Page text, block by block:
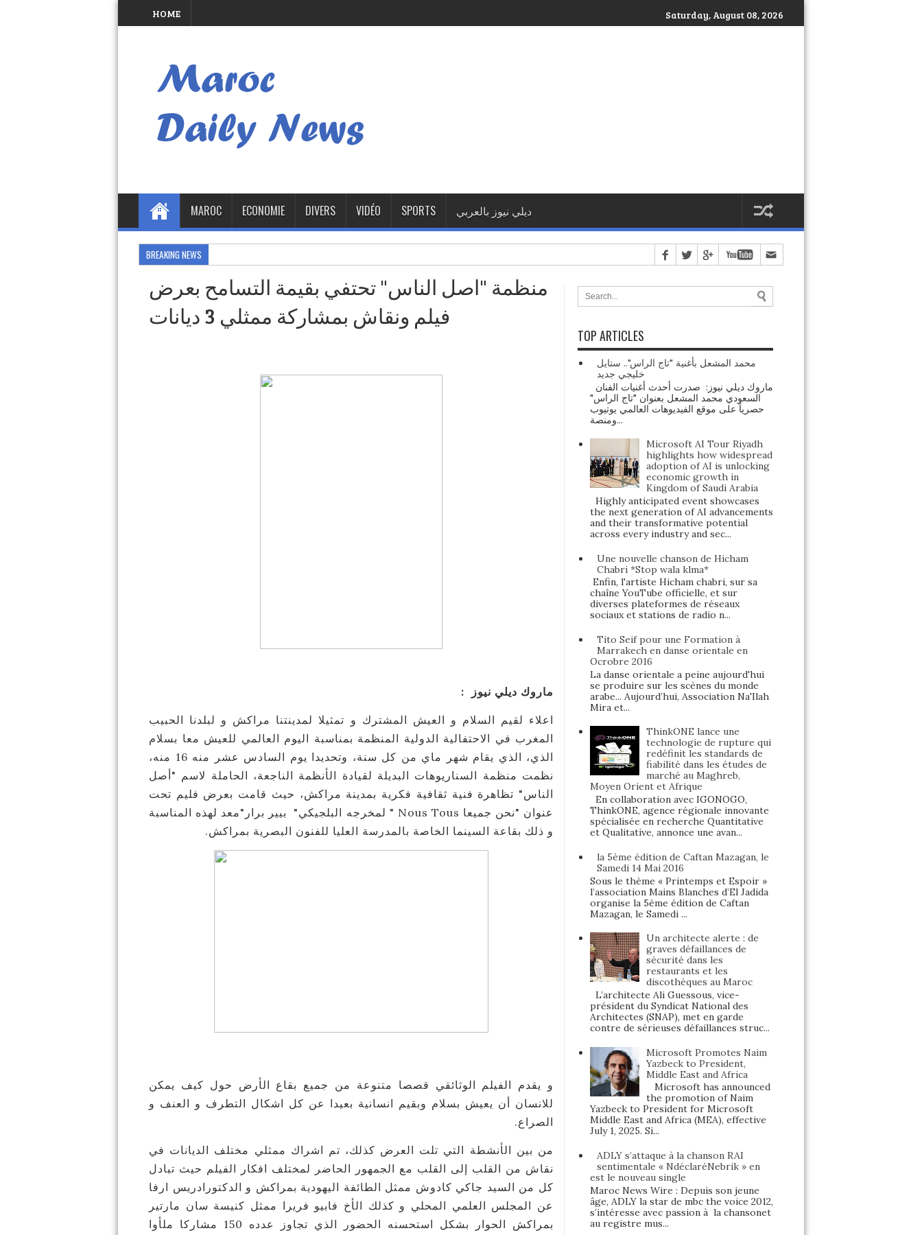
HOME Saturday, August 08, 2026
MAROC ECONOMIE DIVERS VIDÉO SPORTS ديلي نيوز بالعربي
BREAKING NEWS
منظمة "اصل الناس" تحتفي بقيمة التسامح بعرض
فيلم ونقاش بمشاركة ممثلي 3 ديانات
ماروك ديلي نيوز :
اعلاء لقيم السلام و العيش المشترك و تمثيلا لمدينتنا مراكش و لبلدنا الحبيب
المغرب في الاحتفالية الدولية المنظمة بمناسبة اليوم العالمي للعيش معا بسلام
الذي، الذي يقام شهر ماي من كل سنة، وتحديدا يوم السادس عشر منه 16 منه،
نظمت منظمة السناريوهات البديلة لقيادة الأنظمة الناجعة، الحاملة لاسم "أصل
الناس" تظاهرة فنية ثقافية فكرية بمدينة مراكش، حيث قامت بعرض فليم تحت
عنوان "نحن جميعا Nous Tous " لمخرجه البلجيكي" بيير برار"معد لهذه المناسبة
و ذلك بقاعة السينما الخاصة بالمدرسة العليا للفنون البصرية بمراكش.
و يقدم الفيلم الوثائقي قصصا متنوعة من جميع بقاع الأرض حول كيف يمكن
للانسان أن يعيش بسلام وبقيم انسانية بعيدا عن كل اشكال التطرف و العنف و
الصراع.
من بين الأنشطة التي تلت العرض كذلك، تم اشراك ممثلي مختلف الديانات في
نقاش من القلب إلى القلب مع الجمهور الحاضر لمختلف افكار الفيلم حيث تبادل
كل من السيد جاكي كادوش ممثل الطائفة اليهودية بمراكش و الدكتورادريس ارفا
عن المجلس العلمي المحلي و كذلك الأخ فابيو فريرا ممثل كنيسة سان مارتير
بمراكش الحوار بشكل استحسنه الحضور الذي تجاوز عدده 150 مشاركا ملأوا
TOP ARTICLES
محمد المشعل بأغنية "تاج الراس".. ستايل
خليجي جديد
السعودي محمد المشعل بعنوان "تاج الراس"
حصرياً على موقع الفيديوهات العالمي يوتيوب
ومنصة...
Microsoft AI Tour Riyadh
highlights how widespread
adoption of AI is unlocking
economic growth in
Kingdom of Saudi Arabia
Highly anticipated event showcases
the next generation of AI advancements
and their transformative potential
across every industry and sec...
Une nouvelle chanson de Hicham
Chabri *Stop wala klma*
Enfin, l'artiste Hicham chabri, sur sa
chaîne YouTube officielle, et sur
diverses plateformes de réseaux
sociaux et stations de radio n...
Tito Seif pour une Formation à
Marrakech en danse orientale en
Ocrobre 2016
La danse orientale a peine aujourd'hui
se produire sur les scènes du monde
arabe... Aujourd’hui, Association Na'Ilah
Mira et...
ThinkONE lance une
technologie de rupture qui
redéfinit les standards de
fiabilité dans les études de
marché au Maghreb,
Moyen Orient et Afrique
En collaboration avec IGONOGO,
ThinkONE, agence régionale innovante
spécialisée en recherche Quantitative
et Qualitative, annonce une avan...
la 5ème édition de Caftan Mazagan, le
Samedi 14 Mai 2016
Sous le thème « Printemps et Espoir »
l’association Mains Blanches d’El Jadida
organise la 5ème édition de Caftan
Mazagan, le Samedi ...
Un architecte alerte : de
graves défaillances de
sécurité dans les
restaurants et les
discothèques au Maroc
L’architecte Ali Guessous, vice-
président du Syndicat National des
Architectes (SNAP), met en garde
contre de sérieuses défaillances struc...
Microsoft Promotes Naim
Yazbeck to President,
Middle East and Africa
Microsoft has announced
the promotion of Naim
Yazbeck to President for Microsoft
Middle East and Africa (MEA), effective
July 1, 2025. Si...
ADLY s’attaque à la chanson RAI
sentimentale « NdéclaréNebrik » en
est le nouveau single
Maroc News Wire : Depuis son jeune
âge, ADLY la star de mbc the voice 2012,
s’intéresse avec passion à la chansonet
au registre mus...